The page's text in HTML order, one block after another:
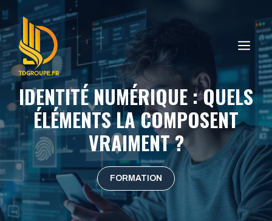
Aller
au
contenu
IDENTITÉ NUMÉRIQUE : QUELS
ÉLÉMENTS LA COMPOSENT
VRAIMENT ?
FORMATION